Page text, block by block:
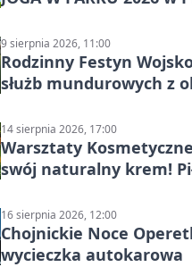
9 sierpnia 2026, 11:00
Rodzinny Festyn
służb mundurowych z
14 sierpnia 2026, 17:00
Warsztaty
swój naturalny krem!
16 sierpnia 2026, 12:00
Chojnickie Noce
wycieczka autokarowa